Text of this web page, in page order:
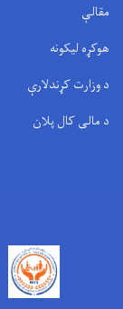
مقالې
هوکړه لیکونه
د وزارت کړندلارې
د مالی کال پلان